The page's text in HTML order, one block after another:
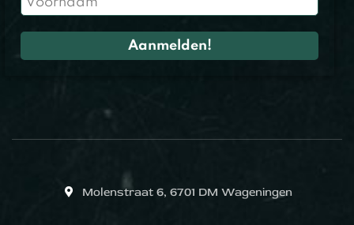
Molenstraat 6, 6701 DM Wageningen